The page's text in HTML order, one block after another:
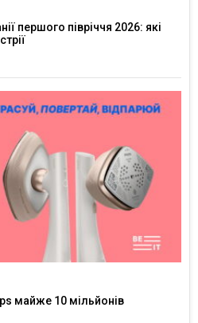
першого півріччя 2026: які
майже 10 мільйонів